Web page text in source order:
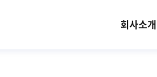
회사소개